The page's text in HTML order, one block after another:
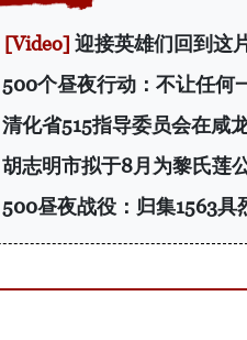
迎接英雄们回到这
500个昼夜行动：不让任何
清化省515指导委员会在咸
胡志明市拟于8月为黎氏莲
500昼夜战役：归集1563具